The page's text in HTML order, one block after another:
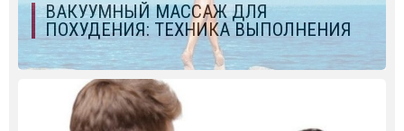
ВАКУУМНЫЙ МАССАЖ ДЛЯ
ПОХУДЕНИЯ: ТЕХНИКА ВЫПОЛНЕНИЯ